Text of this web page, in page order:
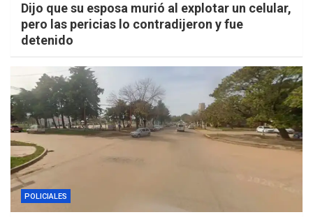
Dijo que su esposa murió al explotar un celular,
pero las pericias lo contradijeron y fue
detenido
POLICIALES